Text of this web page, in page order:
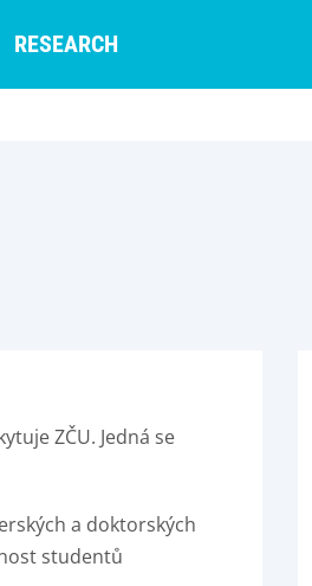
RESEARCH
ZČU. Jedná se
a doktorských
studentů